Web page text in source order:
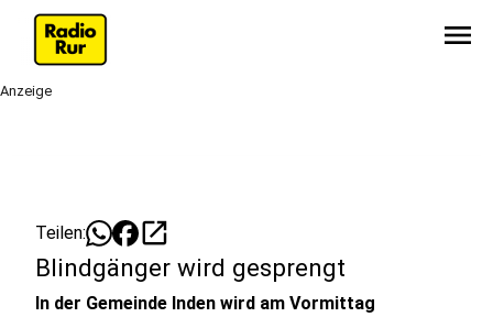
menu
Anzeige
Teilen: open_in_new
Blindgänger wird gesprengt
In der Gemeinde Inden wird am Vormittag